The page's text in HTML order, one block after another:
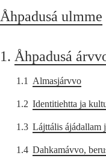
Åhpadusá ulmme
1. Åhpadusá
1.1 Almasjárvvo
1.2 Identitiehtta ja
1.3 Lájttális ájádallam
1.4 Dahkamávvo,